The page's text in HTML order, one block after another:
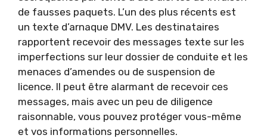
de fausses paquets. L’un des plus récents est
un texte d’arnaque DMV. Les destinataires
rapportent recevoir des messages texte sur les
imperfections sur leur dossier de conduite et les
menaces d’amendes ou de suspension de
licence. Il peut être alarmant de recevoir ces
messages, mais avec un peu de diligence
raisonnable, vous pouvez protéger vous-même
et vos informations personnelles.